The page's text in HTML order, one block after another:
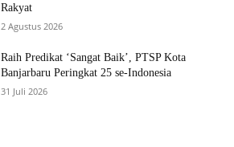
Rakyat
2 Agustus 2026
Raih Predikat ‘Sangat Baik’, PTSP Kota
Banjarbaru Peringkat 25 se-Indonesia
31 Juli 2026